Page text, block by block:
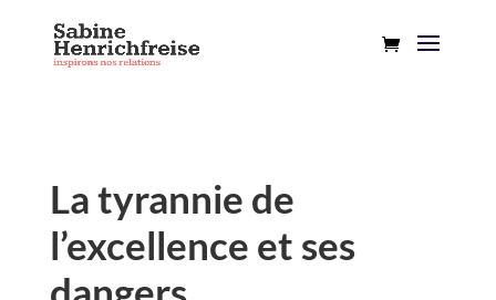
La tyrannie de
l’excellence et ses